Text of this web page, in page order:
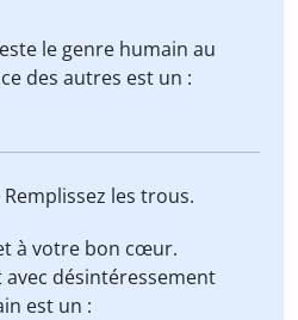
le genre humain au
des autres est un :
les trous.
à votre bon cœur.
désintéressement
est un :